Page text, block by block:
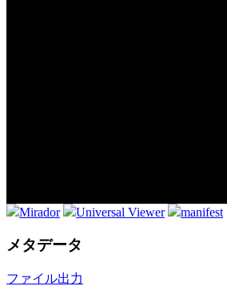
Mirador Universal Viewer manifest
メタデータ
ファイル出力